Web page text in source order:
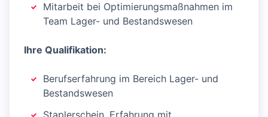
Mitarbeit bei Optimierungsmaßnahmen im
Team Lager- und Bestandswesen
Ihre Qualifikation:
Berufserfahrung im Bereich Lager- und
Bestandswesen